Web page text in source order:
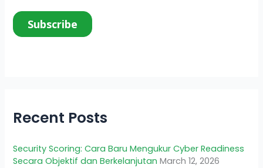
Recent Posts
Security Scoring: Cara Baru Mengukur Cyber Readiness
Secara Objektif dan Berkelanjutan March 12, 2026